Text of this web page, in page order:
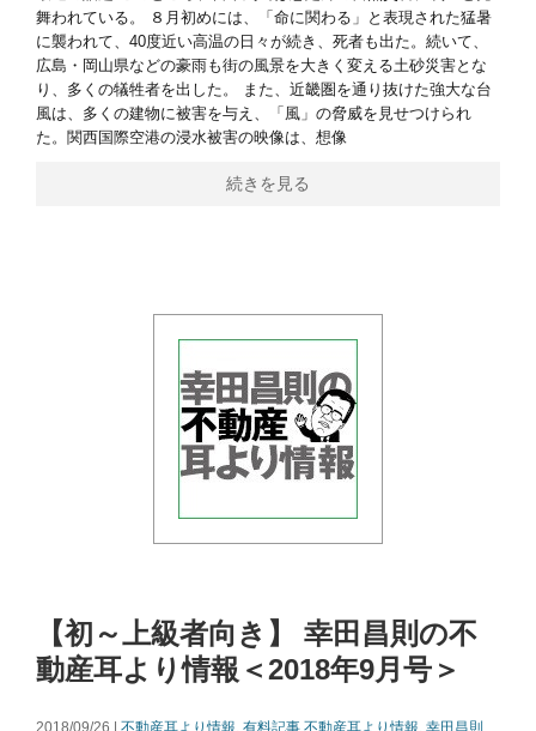
舞われている。 ８月初めには、「命に関わる」と表現された猛暑
に襲われて、40度近い高温の日々が続き、死者も出た。続いて、
広島・岡山県などの豪雨も街の風景を大きく変える土砂災害とな
り、多くの犠牲者を出した。 また、近畿圏を通り抜けた強大な台
風は、多くの建物に被害を与え、「風」の脅威を見せつけられ
た。関西国際空港の浸水被害の映像は、想像
続きを見る
【初～上級者向き】 幸田昌則の不
動産耳より情報＜2018年9月号＞
2018/09/26 | 不動産耳より情報, 有料記事 不動産耳より情報, 幸田昌則